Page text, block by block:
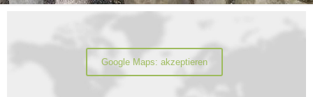
Google Maps: akzeptieren